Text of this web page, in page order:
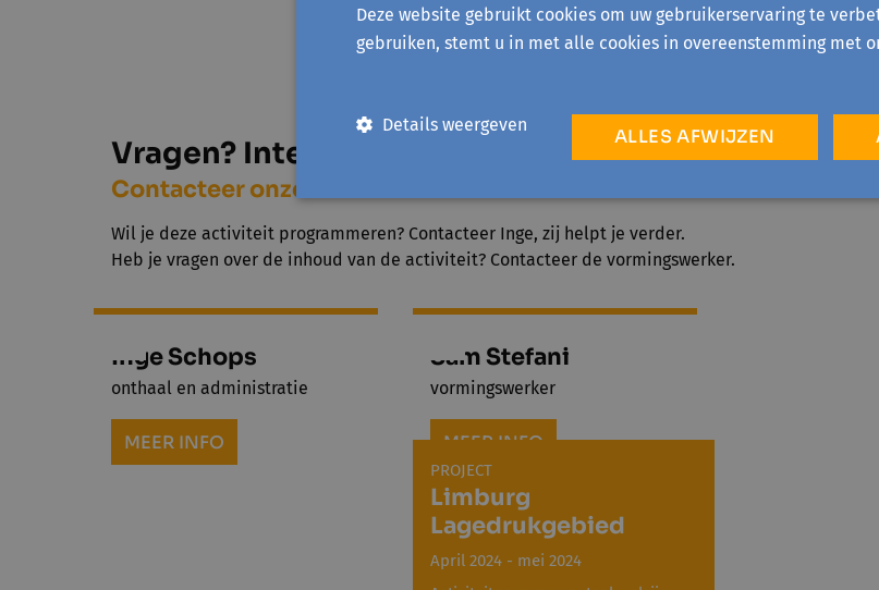
Duur
: 1 sessie van 2,5u
Aantal deelnemers: minimum 8, maximum 15
Vragen? Interesse?
Contacteer onze medewerkers
Wil je deze activiteit programmeren? Contacteer Inge, zij helpt je verder.
Heb je vragen over de inhoud van de activiteit? Contacteer de vormingswerker.
Inge Schops
onthaal en administratie
MEER INFO
Sam Stefani
vormingswerker
MEER INFO
PROJECT
Limburg
Lagedrukgebied
April 2024 - mei 2024
Deze website gebruikt cookies om uw gebruikerservaring te
gebruiken, stemt u in met alle cookies in overeenstemming met
ALLES AFWIJZEN
Details weergeven